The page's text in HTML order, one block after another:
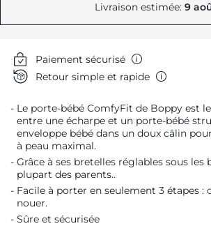
Livraison estimée: 9
Paiement sécurisé
Retour simple et rapide
Le porte-bébé ComfyFit de Boppy est
entre une écharpe et un porte-bébé
enveloppe bébé dans un doux câlin
à peau maximal.
Grâce à ses bretelles réglables sous les
plupart des parents..
Facile à porter en seulement 3 étapes :
nouer.
Sûre et sécurisée